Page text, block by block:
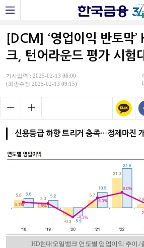
[DCM] ‘영업이익 반토막’
크, 턴어라운드 평가 시험
기사입력 : 2025-02-13 06:00
(최종수정 2025-02-13 09:15)
신용등급 하향 트리거 충족…정제마진
HD현대오일뱅크 연도별 영업이익 추이./